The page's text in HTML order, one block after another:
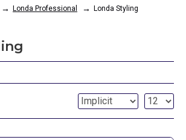
Londa Professional Londa Styling